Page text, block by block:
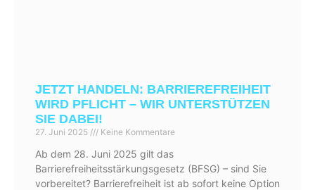
JETZT HANDELN: BARRIEREFREIHEIT
WIRD PFLICHT – WIR UNTERSTÜTZEN
SIE DABEI!
27. Juni 2025 Keine Kommentare
Ab dem 28. Juni 2025 gilt das
Barrierefreiheitsstärkungsgesetz (BFSG) – sind Sie
vorbereitet? Barrierefreiheit ist ab sofort keine Option